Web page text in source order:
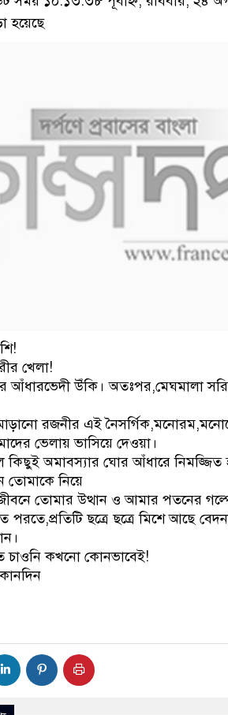
হয়েছে
খেলা!
আঁধারভেদী উঁকি। অতঃপর,মেঘমালা
রজনীর এই
ভেলায় ভাসিয়ে দেওয়া।
অমাবস্যার ঘোর আঁধারে নিমজ্জিত
নিয়ে
তোমার উত্থান ও আমার পতনের
পরতে,প্রতিটি ছত্রে ছত্রে মিশে আছে
চাওনি কখনো কোনভাবেই!